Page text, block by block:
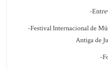
-
-Festival Internacional de
Antiga de
-